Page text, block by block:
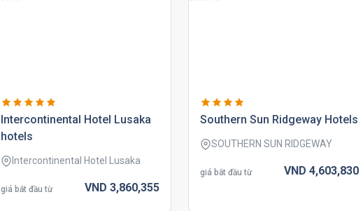
intercontinental hotel lusaka
hotels
Intercontinental Hotel Lusaka
giá bắt đầu từ VND 3,860,355
southern sun ridgeway hotels
SOUTHERN SUN RIDGEWAY
giá bắt đầu từ VND 4,603,830